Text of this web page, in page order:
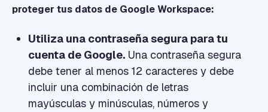
proteger tus datos de Google Workspace:
Utiliza una contraseña segura para tu
cuenta de Google. Una contraseña segura
debe tener al menos 12 caracteres y debe
incluir una combinación de letras
mayúsculas y minúsculas, números y